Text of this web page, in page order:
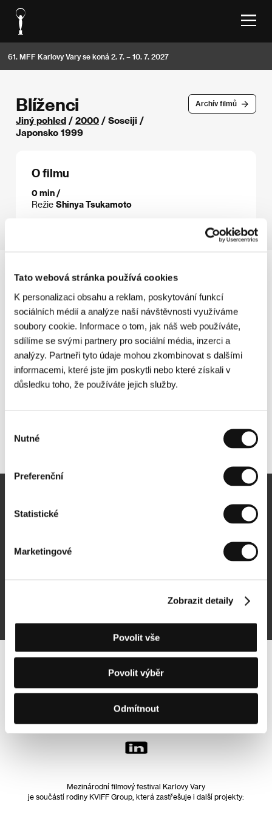
Tato webová stránka používá cookies
K personalizaci obsahu a reklam, poskytování funkcí
sociálních médií a analýze naší návštěvnosti využíváme
soubory cookie. Informace o tom, jak náš web používáte,
sdílíme se svými partnery pro sociální média, inzerci a
analýzy. Partneři tyto údaje mohou zkombinovat s dalšími
informacemi, které jste jim poskytli nebo které získali v
důsledku toho, že používáte jejich služby.
souhlasu
Nutné
Preferenční
Statistické
Marketingové
Zobrazit detaily
Povolit vše
Povolit výběr
Odmítnout
61. MFF Karlovy Vary se koná 2. 7. – 10. 7. 2027
Archív filmů
Blíženci
Jiný pohled / 2000 / Soseiji /
Japonsko 1999
O filmu
0 min /
Režie Shinya Tsukamoto
Sledujte nás na síti:
Mezinárodní filmový festival Karlovy Vary
je součástí rodiny KVIFF Group, která zastřešuje i další projekty: